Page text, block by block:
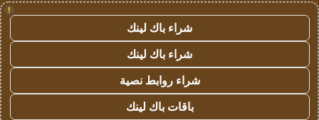
!
شراء باك لينك
شراء باك لينك
شراء روابط نصية
باقات باك لينك